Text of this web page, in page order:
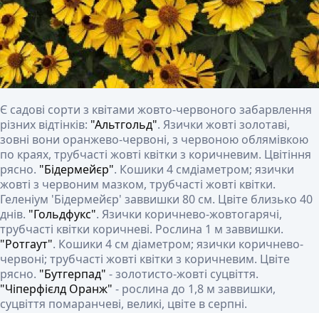
Є садові сорти з квітами жовто-червоного забарвлення
різних відтінків: "Альтгольд". Язички жовті золотаві,
зовні вони оранжево-червоні, з червоною облямівкою
по краях, трубчасті жовті квітки з коричневим. Цвітіння
рясно. "Бідермейєр". Кошики 4 смдіаметром; язички
жовті з червоним мазком, трубчасті жовті квітки.
Геленіум 'Бідермейєр' заввишки 80 см. Цвіте близько 40
днів. "Гольдфукс". Язички коричнево-жовтогарячі,
трубчасті квітки коричневі. Рослина 1 м заввишки.
"Ротгаут". Кошики 4 см діаметром; язички коричнево-
червоні; трубчасті жовті квітки з коричневим. Цвіте
рясно. "Бутгерпад" - золотисто-жовті суцвіття.
"Чіперфієлд Оранж" - рослина до 1,8 м заввишки,
суцвіття помаранчеві, великі, цвіте в серпні.